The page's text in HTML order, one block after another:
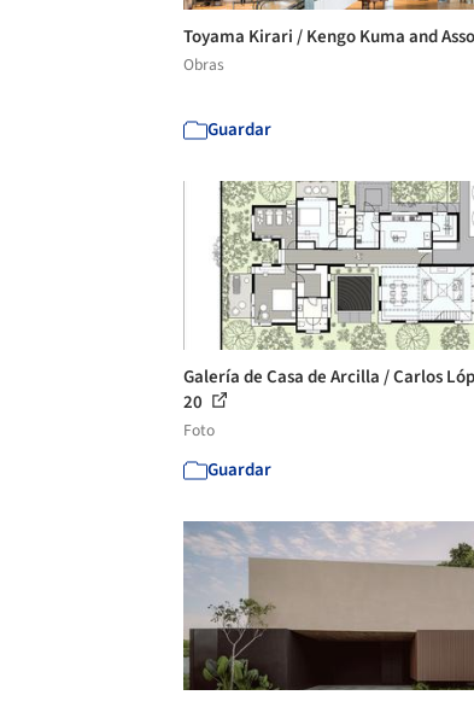
Toyama Kirari / Kengo Kuma and
Obras
Guardar
Galería de Casa de Arcilla / Carlos
20
Foto
Guardar